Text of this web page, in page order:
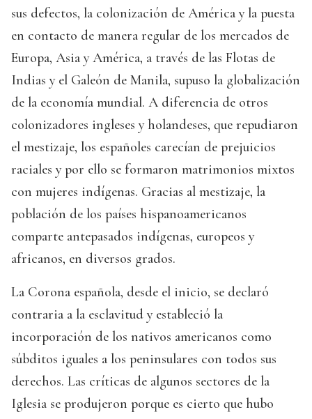
sus defectos, la colonización de América y la puesta
en contacto de manera regular de los mercados de
Europa, Asia y América, a través de las Flotas de
Indias y el Galeón de Manila, supuso la globalización
de la economía mundial. A diferencia de otros
colonizadores ingleses y holandeses, que repudiaron
el mestizaje, los españoles carecían de prejuicios
raciales y por ello se formaron matrimonios mixtos
con mujeres indígenas. Gracias al mestizaje, la
población de los países hispanoamericanos
comparte antepasados indígenas, europeos y
africanos, en diversos grados.
La Corona española, desde el inicio, se declaró
contraria a la esclavitud y estableció la
incorporación de los nativos americanos como
súbditos iguales a los peninsulares con todos sus
derechos. Las críticas de algunos sectores de la
Iglesia se produjeron porque es cierto que hubo